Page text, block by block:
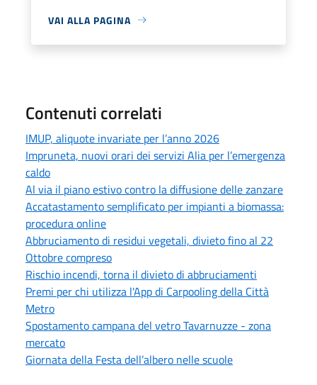
VAI ALLA PAGINA
Contenuti correlati
IMUP, aliquote invariate per l’anno 2026
Impruneta, nuovi orari dei servizi Alia per l’emergenza
caldo
Al via il piano estivo contro la diffusione delle zanzare
Accatastamento semplificato per impianti a biomassa:
procedura online
Abbruciamento di residui vegetali, divieto fino al 22
Ottobre compreso
Rischio incendi, torna il divieto di abbruciamenti
Premi per chi utilizza l'App di Carpooling della Città
Metro
Spostamento campana del vetro Tavarnuzze - zona
mercato
Giornata della Festa dell’albero nelle scuole